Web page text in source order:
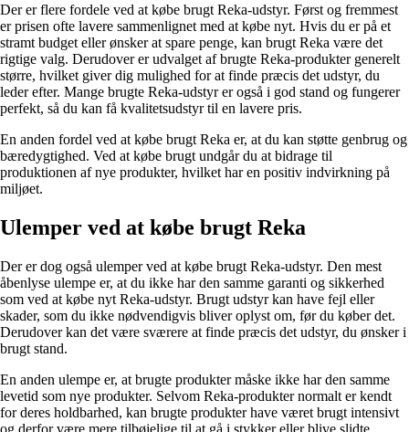
Der er flere fordele ved at købe brugt Reka-udstyr. Først og fremmest
er prisen ofte lavere sammenlignet med at købe nyt. Hvis du er på et
stramt budget eller ønsker at spare penge, kan brugt Reka være det
rigtige valg. Derudover er udvalget af brugte Reka-produkter generelt
større, hvilket giver dig mulighed for at finde præcis det udstyr, du
leder efter. Mange brugte Reka-udstyr er også i god stand og fungerer
perfekt, så du kan få kvalitetsudstyr til en lavere pris.
En anden fordel ved at købe brugt Reka er, at du kan støtte genbrug og
bæredygtighed. Ved at købe brugt undgår du at bidrage til
produktionen af ​​nye produkter, hvilket har en positiv indvirkning på
miljøet.
Ulemper ved at købe brugt Reka
Der er dog også ulemper ved at købe brugt Reka-udstyr. Den mest
åbenlyse ulempe er, at du ikke har den samme garanti og sikkerhed
som ved at købe nyt Reka-udstyr. Brugt udstyr kan have fejl eller
skader, som du ikke nødvendigvis bliver oplyst om, før du køber det.
Derudover kan det være sværere at finde præcis det udstyr, du ønsker i
brugt stand.
En anden ulempe er, at brugte produkter måske ikke har den samme
levetid som nye produkter. Selvom Reka-produkter normalt er kendt
for deres holdbarhed, kan brugte produkter have været brugt intensivt
og derfor være mere tilbøjelige til at gå i stykker eller blive slidte.